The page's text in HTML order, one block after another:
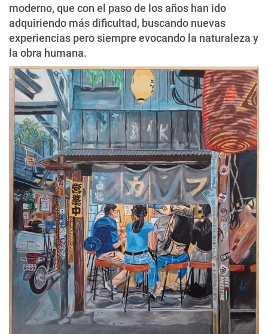
moderno, que con el paso de los años han ido
adquiriendo más dificultad, buscando nuevas
experiencias pero siempre evocando la naturaleza y
la obra humana.